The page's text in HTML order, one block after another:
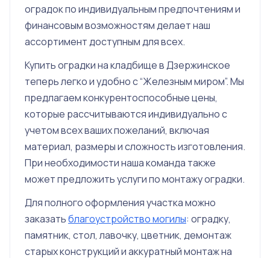
оградок по индивидуальным предпочтениям и
финансовым возможностям делает наш
ассортимент доступным для всех.
Купить оградки на кладбище в Дзержинское
теперь легко и удобно с “Железным миром”. Мы
предлагаем конкурентоспособные цены,
которые рассчитываются индивидуально с
учетом всех ваших пожеланий, включая
материал, размеры и сложность изготовления.
При необходимости наша команда также
может предложить услуги по монтажу оградки.
Для полного оформления участка можно
заказатьблагоустройство могилы: оградку,
памятник, стол, лавочку, цветник, демонтаж
старых конструкций и аккуратный монтаж на